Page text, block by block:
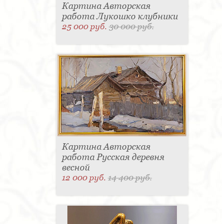
Картина Авторская
работа Лукошко клубники
25 000 руб.30 000 руб.
Картина Авторская
работа Русская деревня
весной
12 000 руб.14 400 руб.